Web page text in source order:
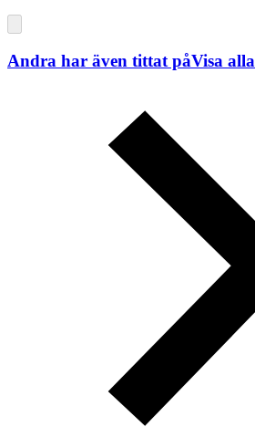
Andra har även tittat påVisa alla